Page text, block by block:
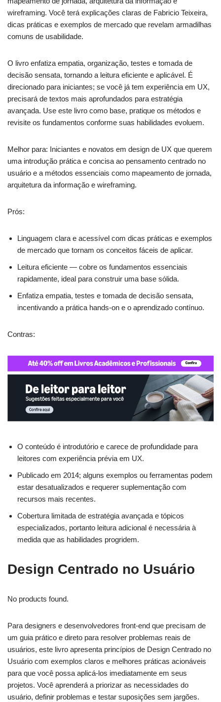
wireframing. Você terá explicações claras de Fabricio Teixeira,
dicas práticas e exemplos de mercado que revelam armadilhas
comuns de usabilidade.
O livro enfatiza empatia, organização, testes e tomada de
decisão sensata, tornando a leitura eficiente e aplicável. É
direcionado para iniciantes; se você já tem experiência em UX,
precisará de textos mais aprofundados para estratégia
avançada. Use este livro como base, pratique os métodos e
revisite os fundamentos conforme suas habilidades evoluem.
Melhor para: Iniciantes e novatos em design de UX que querem
uma introdução prática e concisa ao pensamento centrado no
usuário e a métodos essenciais como mapeamento de jornada,
arquitetura da informação e wireframing.
Prós:
Linguagem clara e acessível com dicas práticas e exemplos
de mercado que tornam os conceitos fáceis de aplicar.
Leitura eficiente — cobre os fundamentos essenciais
rapidamente, ideal para construir uma base sólida.
Enfatiza empatia, testes e tomada de decisão sensata,
incentivando a prática hands-on e o aprendizado contínuo.
Contras:
O conteúdo é introdutório e carece de profundidade para
leitores com experiência prévia em UX.
Publicado em 2014; alguns exemplos ou ferramentas podem
estar desatualizados e requerer suplementação com
recursos mais recentes.
Cobertura limitada de estratégia avançada e tópicos
especializados, portanto leitura adicional é necessária à
medida que as habilidades progridem.
Design Centrado no Usuário
No products found.
Para designers e desenvolvedores front-end que precisam de
um guia prático e direto para resolver problemas reais de
usuários, este livro apresenta princípios de Design Centrado no
Usuário com exemplos claros e melhores práticas acionáveis
para que você possa aplicá-los imediatamente em seus
projetos. Você aprenderá a priorizar as necessidades do
usuário, definir problemas e testar suposições sem jargões.